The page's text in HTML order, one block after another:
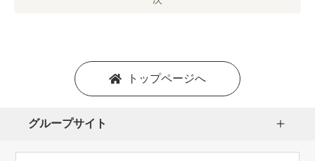
トップページへ
グループサイト